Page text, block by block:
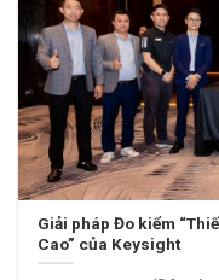
Giải pháp Đo kiểm
Cao” của Keysight